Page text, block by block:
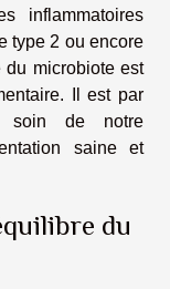
inflammatoires
type 2 ou encore
du microbiote est
Il est par
soin de notre
saine et
du